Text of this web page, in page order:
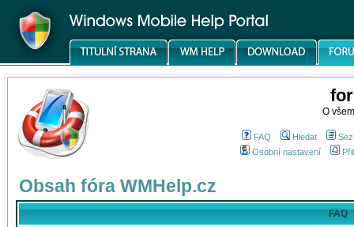
O
FAQ Hledat
Osobní nastavení
Obsah fóra WMHelp.cz
FAQ